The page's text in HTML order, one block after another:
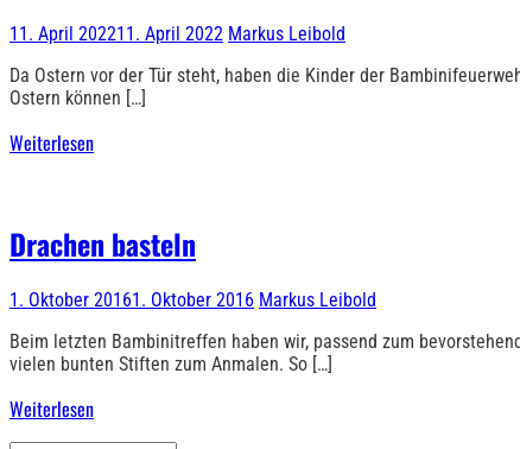
11. April 202211. April 2022 Markus Leibold
Da Ostern vor der Tür steht, haben die Kinder der
Ostern können […]
Weiterlesen
Drachen basteln
1. Oktober 20161. Oktober 2016 Markus Leibold
Beim letzten Bambinitreffen haben wir, passend zum
vielen bunten Stiften zum Anmalen. So […]
Weiterlesen